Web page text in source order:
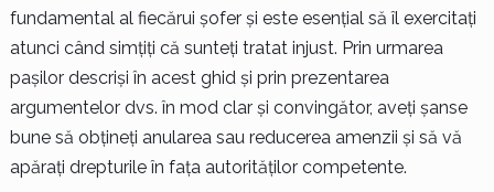
fundamental al fiecărui șofer și este esențial să îl exercitați
atunci când simțiți că sunteți tratat injust. Prin urmarea
pașilor descriși în acest ghid și prin prezentarea
argumentelor dvs. în mod clar și convingător, aveți șanse
bune să obțineți anularea sau reducerea amenzii și să vă
apărați drepturile în fața autorităților competente.